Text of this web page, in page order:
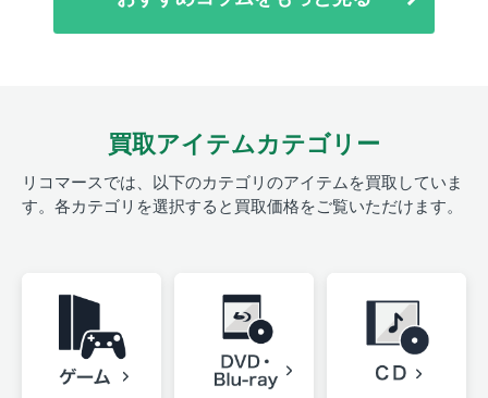
買取アイテムカテゴリー
リコマースでは、以下のカテゴリのアイテムを買取していま
す。 各カテゴリを選択すると買取価格をご覧いただけます。